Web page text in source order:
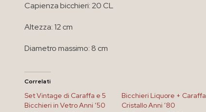
Capienza bicchieri: 20 CL
Altezza: 12 cm
Diametro massimo: 8 cm
Correlati
Set Vintage di Caraffa e 5
Bicchieri in Vetro Anni ’50
Bicchieri Liquore + Caraffa
Cristallo Anni ’80